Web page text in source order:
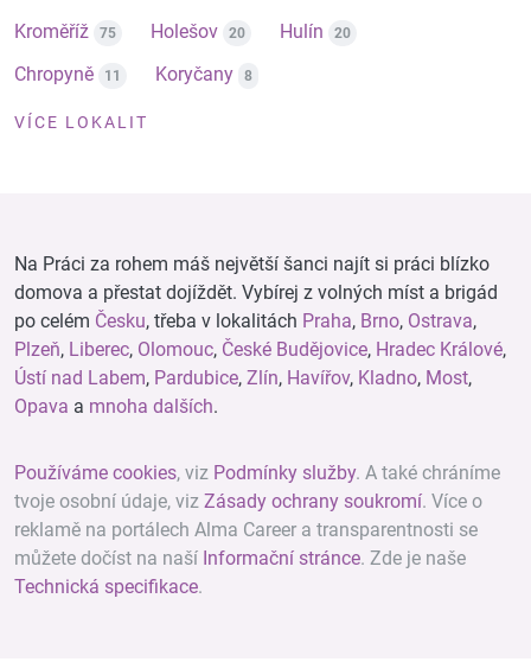
Kroměříž 75 Holešov 20 Hulín 20
Chropyně 11 Koryčany 8
VÍCE LOKALIT
Na Práci za rohem máš největší šanci najít si práci blízko
domova a přestat dojíždět. Vybírej z volných míst a brigád
po celém Česku, třeba v lokalitách Praha, Brno, Ostrava,
Plzeň, Liberec, Olomouc, České Budějovice, Hradec Králové,
Ústí nad Labem, Pardubice, Zlín, Havířov, Kladno, Most,
Opava a mnoha dalších.
Používáme cookies, viz Podmínky služby. A také chráníme
tvoje osobní údaje, viz Zásady ochrany soukromí. Více o
reklamě na portálech Alma Career a transparentnosti se
můžete dočíst na naší Informační stránce. Zde je naše
Technická specifikace.